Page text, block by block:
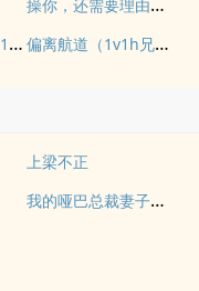
阴阳悬壶录（古言1v1H） 偏离航道（1v1h兄妹骨科bg）
上梁不正
我的哑巴总裁妻子（双A）